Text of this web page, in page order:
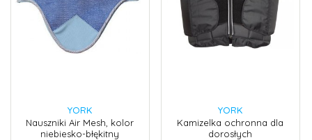
YORK
Nauszniki Air Mesh, kolor
niebiesko-błękitny
YORK
Kamizelka ochronna dla
dorosłych